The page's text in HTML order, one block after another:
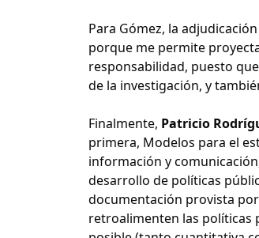
Para Gómez, la
porque me permite
responsabilidad, puesto
de la investigación, y
Finalmente, Patricio
primera, Modelos para el
información y
desarrollo de políticas
documentación provista
retroalimenten las políticas